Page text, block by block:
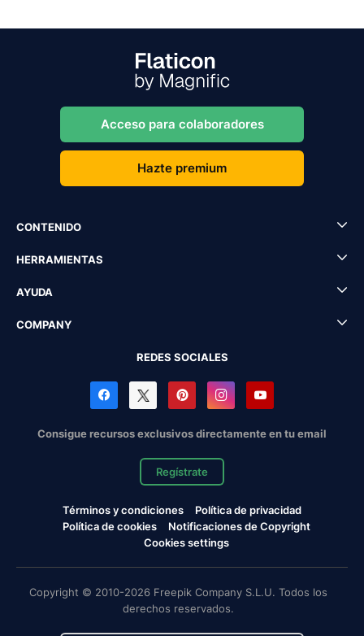
Acceso para colaboradores
Hazte premium
CONTENIDO
HERRAMIENTAS
AYUDA
COMPANY
REDES SOCIALES
Consigue recursos exclusivos directamente en tu email
Regístrate
Términos y condiciones
Política de privacidad
Política de cookies
Notificaciones de Copyright
Cookies settings
Copyright © 2010-2026 Freepik Company S.L.U. Todos los
derechos reservados.